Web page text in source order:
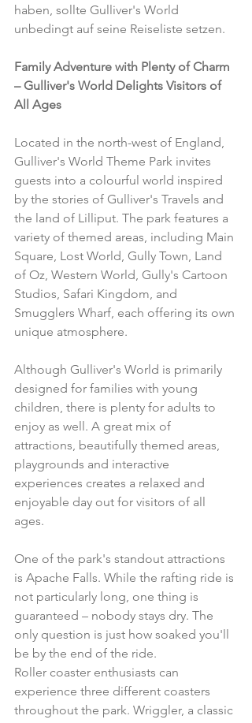
haben, sollte Gulliver's World
unbedingt auf seine Reiseliste setzen.
Family Adventure with Plenty of Charm
– Gulliver's World Delights Visitors of
All Ages
Located in the north-west of England,
Gulliver's World Theme Park invites
guests into a colourful world inspired
by the stories of Gulliver's Travels and
the land of Lilliput. The park features a
variety of themed areas, including Main
Square, Lost World, Gully Town, Land
of Oz, Western World, Gully's Cartoon
Studios, Safari Kingdom, and
Smugglers Wharf, each offering its own
unique atmosphere.
Although Gulliver's World is primarily
designed for families with young
children, there is plenty for adults to
enjoy as well. A great mix of
attractions, beautifully themed areas,
playgrounds and interactive
experiences creates a relaxed and
enjoyable day out for visitors of all
ages.
One of the park's standout attractions
is Apache Falls. While the rafting ride is
not particularly long, one thing is
guaranteed – nobody stays dry. The
only question is just how soaked you'll
be by the end of the ride.
Roller coaster enthusiasts can
experience three different coasters
throughout the park. Wriggler, a classic